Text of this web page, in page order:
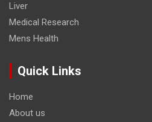
Liver
Medical Research
Mens Health
Quick Links
Home
About us